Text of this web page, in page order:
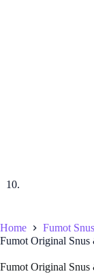
Home
Fumot Snus
Fumot Original
Fumot Original